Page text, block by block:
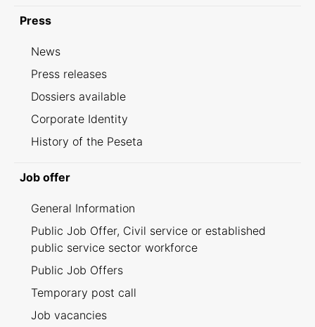
Press
News
Press releases
Dossiers available
Corporate Identity
History of the Peseta
Job offer
General Information
Public Job Offer, Civil service or established
public service sector workforce
Public Job Offers
Temporary post call
Job vacancies